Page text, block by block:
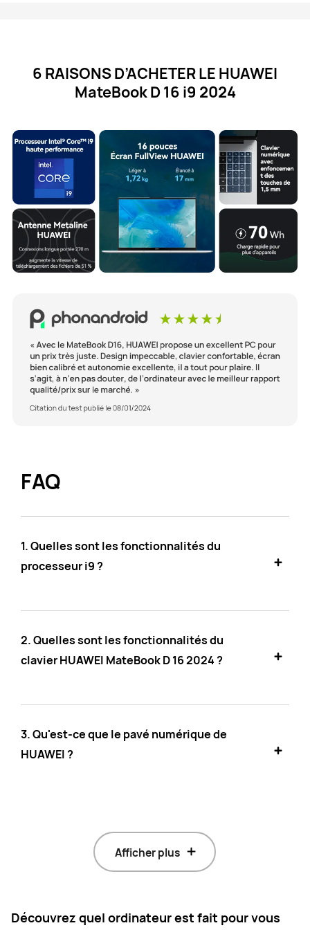
6 RAISONS D’ACHETER LE HUAWEI
MateBook D 16 i9 2024
FAQ
1. Quelles sont les fonctionnalités du
processeur i9 ?
2.Quelles sont les fonctionnalités du
clavier HUAWEI MateBook D 16 2024 ?
3. Qu'est-ce que le pavé numérique de
HUAWEI ?
Afficher plus
Découvrez quel ordinateur est fait pour vous